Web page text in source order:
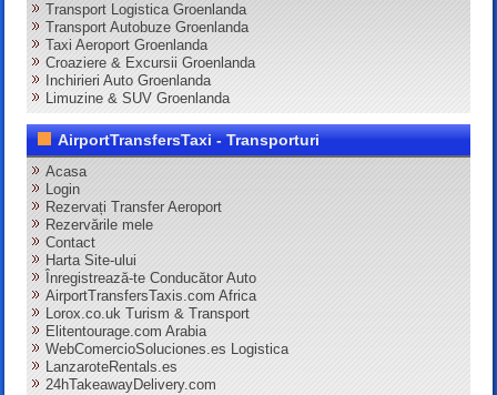
Transport Logistica Groenlanda
Transport Autobuze Groenlanda
Taxi Aeroport Groenlanda
Croaziere & Excursii Groenlanda
Inchirieri Auto Groenlanda
Limuzine & SUV Groenlanda
AirportTransfersTaxi - Transporturi
Acasa
Login
Rezervați Transfer Aeroport
Rezervările mele
Contact
Harta Site-ului
Înregistrează-te Conducător Auto
AirportTransfersTaxis.com Africa
Lorox.co.uk Turism & Transport
Elitentourage.com Arabia
WebComercioSoluciones.es Logistica
LanzaroteRentals.es
24hTakeawayDelivery.com